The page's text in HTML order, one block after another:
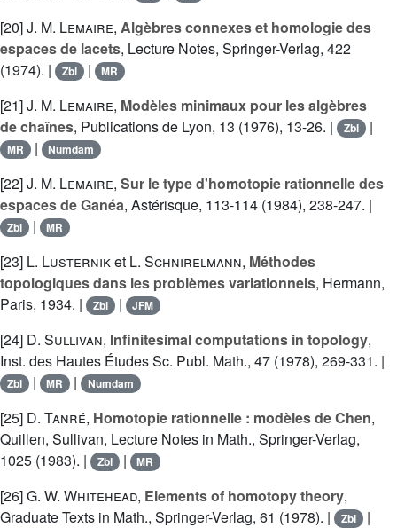
[20]J. M. Lemaire, Algèbres connexes et homologie des
espaces de lacets, Lecture Notes, Springer-Verlag, 422
(1974). |
Zbl | MR
[21]J. M. Lemaire, Modèles minimaux pour les algèbres
de chaînes, Publications de Lyon, 13 (1976), 13-26. | Zbl |
MR | Numdam
[22]J. M. Lemaire, Sur le type d'homotopie rationnelle des
espaces de Ganéa, Astérisque, 113-114 (1984), 238-247. |
Zbl | MR
[23] L. Lusterniket L. Schnirelmann, Méthodes
topologiques dans les problèmes variationnels, Hermann,
Paris, 1934. |
Zbl | JFM
[24] D. Sullivan, Infinitesimal computations in topology,
Inst. des Hautes Études Sc. Publ. Math., 47 (1978), 269-331. |
Zbl | MR | Numdam
[25] D. Tanré, Homotopie rationnelle : modèles de Chen,
Quillen, Sullivan, Lecture Notes in Math., Springer-Verlag,
1025 (1983). |
Zbl | MR
[26]G. W. Whitehead, Elements of homotopy theory,
Graduate Texts in Math., Springer-Verlag, 61 (1978). |
Zbl |